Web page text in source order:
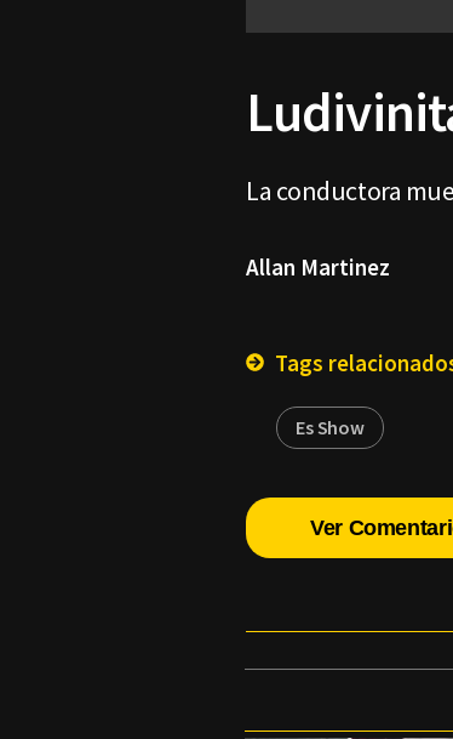
La conductora
Allan Martinez
Tags
Es Show
Ver